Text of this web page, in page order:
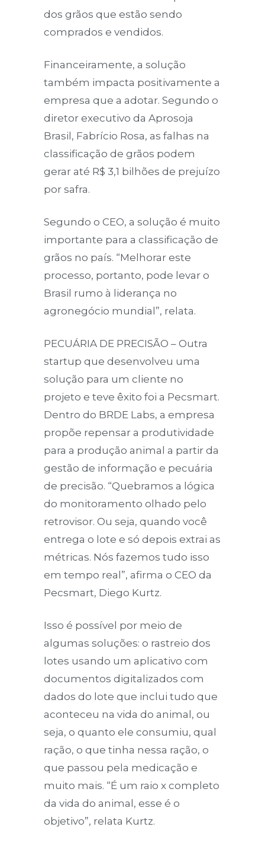
dos grãos que estão sendo
comprados e vendidos.
Financeiramente, a solução
também impacta positivamente a
empresa que a adotar. Segundo o
diretor executivo da Aprosoja
Brasil, Fabrício Rosa, as falhas na
classificação de grãos podem
gerar até R$ 3,1 bilhões de prejuízo
por safra.
Segundo o CEO, a solução é muito
importante para a classificação de
grãos no país. “Melhorar este
processo, portanto, pode levar o
Brasil rumo à liderança no
agronegócio mundial”, relata.
PECUÁRIA DE PRECISÃO – Outra
startup que desenvolveu uma
solução para um cliente no
projeto e teve êxito foi a Pecsmart.
Dentro do BRDE Labs, a empresa
propõe repensar a produtividade
para a produção animal a partir da
gestão de informação e pecuária
de precisão. “Quebramos a lógica
do monitoramento olhado pelo
retrovisor. Ou seja, quando você
entrega o lote e só depois extrai as
métricas. Nós fazemos tudo isso
em tempo real”, afirma o CEO da
Pecsmart, Diego Kurtz.
Isso é possível por meio de
algumas soluções: o rastreio dos
lotes usando um aplicativo com
documentos digitalizados com
dados do lote que inclui tudo que
aconteceu na vida do animal, ou
seja, o quanto ele consumiu, qual
ração, o que tinha nessa ração, o
que passou pela medicação e
muito mais. “É um raio x completo
da vida do animal, esse é o
objetivo”, relata Kurtz.